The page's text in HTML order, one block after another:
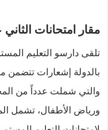
مقار امتحانات
تلقى دارسو التعليم
بالدولة إشعارات تتضمن
والتي شملت عدداً من
ورياض الأطفال، تشمل